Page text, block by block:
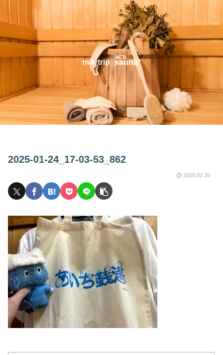
milytrip_sauna*
2025-01-24_17-03-53_862
2025.02.28